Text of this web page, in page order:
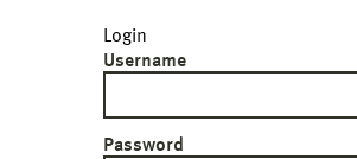
Login
Username
Password